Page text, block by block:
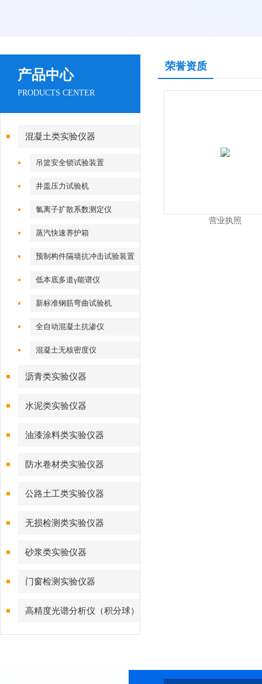
产品中心
PRODUCTS CENTER
混凝土类实验仪器
吊篮安全锁试验装置
井盖压力试验机
氯离子扩散系数测定仪
蒸汽快速养护箱
预制构件隔墙抗冲击试验装置
低本底多道γ能谱仪
新标准钢筋弯曲试验机
全自动混凝土抗渗仪
混凝土无核密度仪
沥青类实验仪器
水泥类实验仪器
油漆涂料类实验仪器
防水卷材类实验仪器
公路土工类实验仪器
无损检测类实验仪器
砂浆类实验仪器
门窗检测实验仪器
高精度光谱分析仪（积分球）
综合测试系统
荣誉资质
营业执照